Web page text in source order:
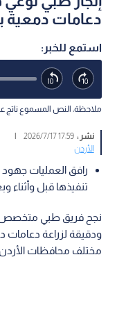
دعامات دمعية
استمع للخبر:
ملاحظة: النص المسموع ناتج
نشر :17:59 2026/7/17
|
الأردن
رافق العمليات
تنفيذها قبل وأثناء
نجح فريق طبي متخصص
مختلف محافظات الأردن.